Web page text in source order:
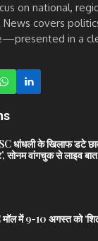
on national,
covers
in a
धांधली के खिलाफ डटे
सोनम वांगचुक से लाइव
में 9-10 अगस्त को